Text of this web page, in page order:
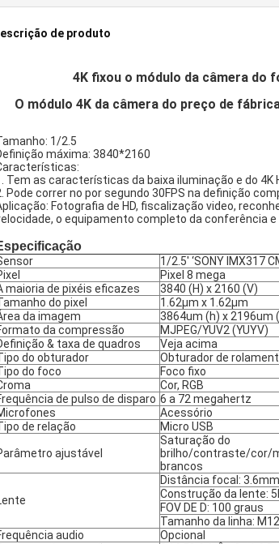
de produto
4K fixou o módulo da câmera do
O módulo 4K da câmera do preço de
1/2.5
máxima: 3840*2160
Tem as características da baixa iluminação e do 4K
Pode correr no por segundo 30FPS na definição
Fotografia de HD, fiscalização video,
o equipamento completo da conferência
1/2.5' ‘SONY IMX317
Pixel 8 mega
maioria de pixéis eficazes
3840 (H) x 2160 (V)
do pixel
1.62µm x 1.62µm
da imagem
3864um (h) x 2196um
da compressão
MJPEG/YUV2 (YUYV)
& taxa de quadros
Veja acima
do obturador
Obturador de
do foco
Foco fixo
Cor, RGB
de pulso de disparo 6 a 72 megahertz
Acessório
de relação
Micro USB
ajustável
Saturação do
brilho/contraste/cor/
brancos
Distância focal: 3.6mm
Construção da lente:
FOV DE D: 100 graus
Tamanho da linha:
audio
Opcional